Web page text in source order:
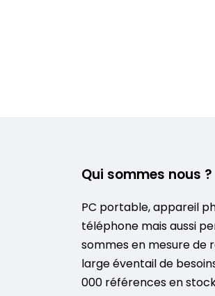
Qui sommes nous ?
PC portable, appareil
téléphone mais aussi
sommes en mesure de
large éventail de
000 références en